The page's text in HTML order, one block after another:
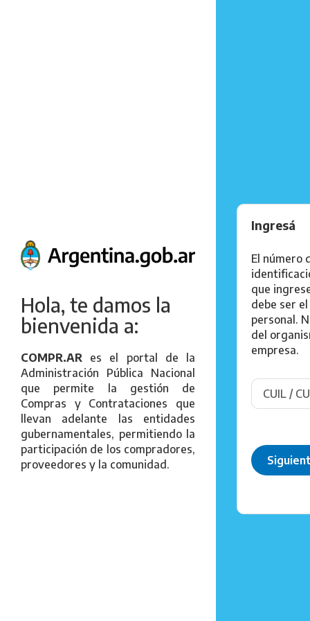
Hola, te damos la
bienvenida a:
COMPR.AR es el portal de la
Administración Pública Nacional
que permite la gestión de
Compras y Contrataciones que
llevan adelante las entidades
gubernamentales, permitiendo la
participación de los compradores,
proveedores y la comunidad.
Ingresá
El número
que
debe ser el
personal.
del
empresa.